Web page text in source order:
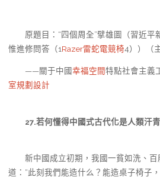
原題目：“四個周全”擘雄圖（習近平
惟進修問答（1Razer雷蛇電競椅4））（
——關于中國幸福空間特點社會主義
室規劃設計
27.若何懂得中國式古代化是人類汗青
新中國成立初期，我國一貧如洗、百
道：“此刻我們能造什么？能造桌子椅子